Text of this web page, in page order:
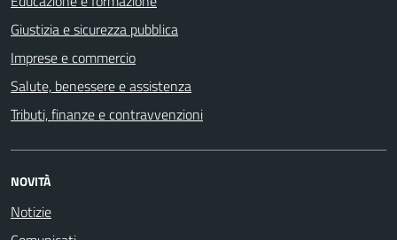
Giustizia e sicurezza pubblica
Imprese e commercio
Salute, benessere e assistenza
Tributi, finanze e contravvenzioni
NOVITÀ
Notizie